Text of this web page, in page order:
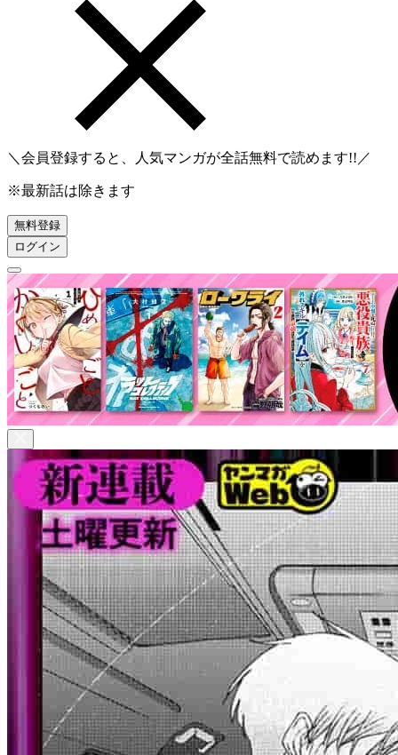
＼会員登録すると、人気マンガが全話無料で読めます!!／
※最新話は除きます
無料登録
ログイン